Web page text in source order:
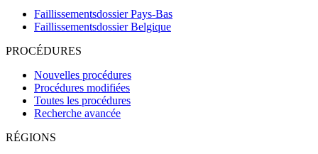
Faillissementsdossier Pays-Bas
Faillissementsdossier Belgique
PROCÉDURES
Nouvelles procédures
Procédures modifiées
Toutes les procédures
Recherche avancée
RÉGIONS